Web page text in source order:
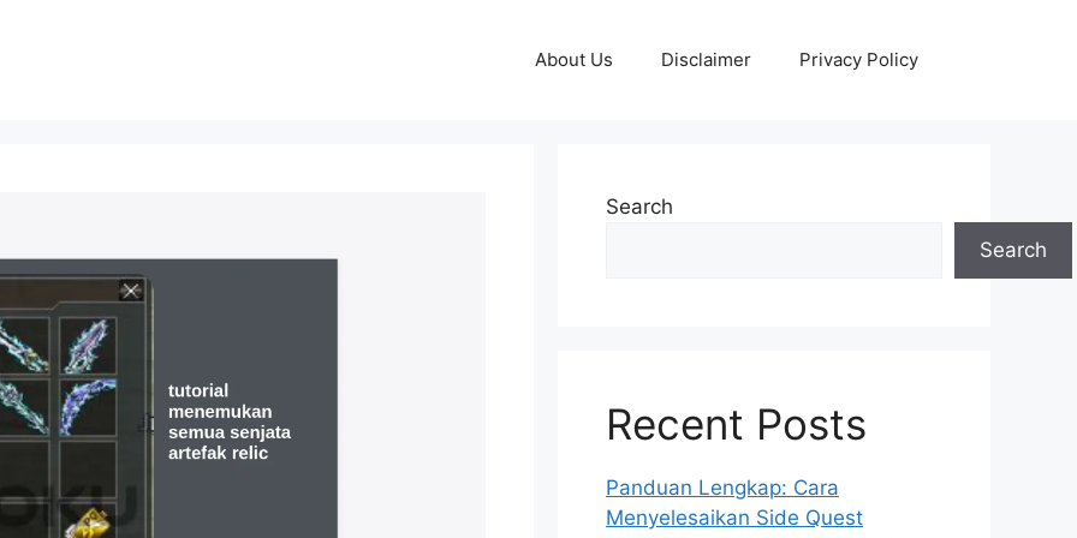
About Us Disclaimer Privacy Policy
Search
Search
Recent Posts
Panduan Lengkap: Cara
Menyelesaikan Side Quest